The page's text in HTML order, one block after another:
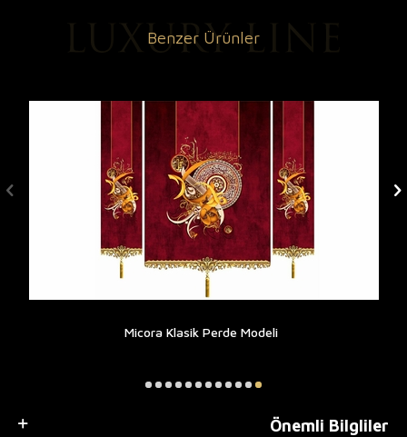
Benzer Ürünler
Micora Klasik Perde Modeli
Önemli Bilgliler